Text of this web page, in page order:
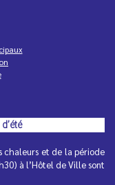
de
chaleurs et de la période
à l’Hôtel de Ville sont